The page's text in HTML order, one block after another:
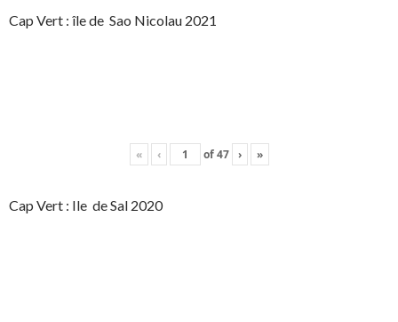
Cap Vert : île de Sao Nicolau 2021
« ‹ of47 › »
Cap Vert : Ile de Sal 2020